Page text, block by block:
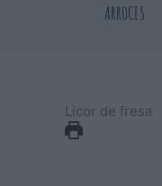
ARROCES
Licor de fresa